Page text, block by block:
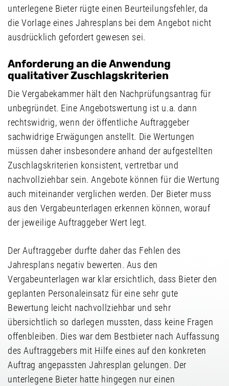
unterlegene Bieter rügte einen Beurteilungsfehler, da
die Vorlage eines Jahresplans bei dem Angebot nicht
ausdrücklich gefordert gewesen sei.
Anforderung an die Anwendung
qualitativer Zuschlagskriterien
Die Vergabekammer hält den Nachprüfungsantrag für
unbegründet. Eine Angebotswertung ist u.a. dann
rechtswidrig, wenn der öffentliche Auftraggeber
sachwidrige Erwägungen anstellt. Die Wertungen
müssen daher insbesondere anhand der aufgestellten
Zuschlagskriterien konsistent, vertretbar und
nachvollziehbar sein. Angebote können für die Wertung
auch miteinander verglichen werden. Der Bieter muss
aus den Vergabeunterlagen erkennen können, worauf
der jeweilige Auftraggeber Wert legt.
Der Auftraggeber durfte daher das Fehlen des
Jahresplans negativ bewerten. Aus den
Vergabeunterlagen war klar ersichtlich, dass Bieter den
geplanten Personaleinsatz für eine sehr gute
Bewertung leicht nachvollziehbar und sehr
übersichtlich so darlegen mussten, dass keine Fragen
offenbleiben. Dies war dem Bestbieter nach Auffassung
des Auftraggebers mit Hilfe eines auf den konkreten
Auftrag angepassten Jahresplan gelungen. Der
unterlegene Bieter hatte hingegen nur einen